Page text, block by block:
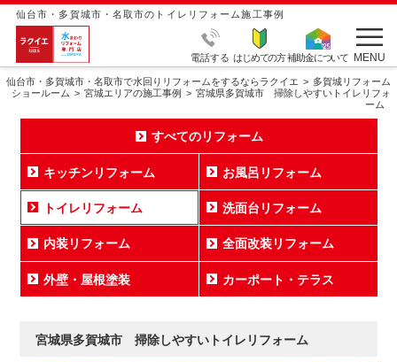
仙台市・多賀城市・名取市のトイレリフォーム施工事例
電話する はじめての方補助金について MENU
仙台市・多賀城市・名取市で水回りリフォームをするならラクイエ
多賀城リフォーム
ショールーム
宮城エリアの施工事例
宮城県多賀城市 掃除しやすいトイレリフォ
ーム
すべてのリフォーム
キッチンリフォーム お風呂リフォーム
トイレリフォーム 洗面台リフォーム
内装リフォーム 全面改装リフォーム
外壁・屋根塗装 カーポート・テラス
宮城県多賀城市 掃除しやすいトイレリフォーム